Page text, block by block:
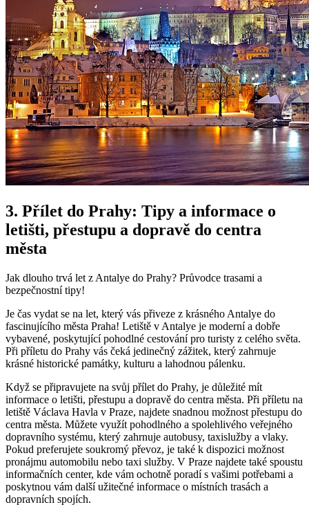
3. Přílet do Prahy: Tipy a informace o
letišti, přestupu a dopravě do centra
města
Jak dlouho trvá let z Antalye do Prahy? Průvodce trasami a
bezpečnostní tipy!
Je čas vydat se na let, který vás přiveze z krásného Antalye do
fascinujícího města Praha! Letiště v Antalye je moderní a dobře
vybavené, poskytující pohodlné cestování pro turisty z celého světa.
Při příletu do Prahy vás čeká jedinečný zážitek, který zahrnuje
krásné historické památky, kulturu a lahodnou pálenku.
Když se připravujete na svůj přílet do Prahy, je důležité mít
informace o letišti, přestupu a dopravě do centra města. Při příletu na
letiště Václava Havla v Praze, najdete snadnou možnost přestupu do
centra města. Můžete využít pohodlného a spolehlivého veřejného
dopravního systému, který zahrnuje autobusy, taxislužby a vlaky.
Pokud preferujete soukromý převoz, je také k dispozici možnost
pronájmu automobilu nebo taxi služby. V Praze najdete také spoustu
informačních center, kde vám ochotně poradí s vašimi potřebami a
poskytnou vám další užitečné informace o místních trasách a
dopravních spojích.